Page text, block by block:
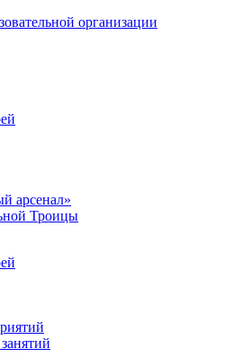
организации
арсенал»
Троицы